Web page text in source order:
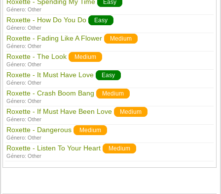
Easy
Género:Other
Roxette - How Do You Do Easy
Género:Other
Roxette - Fading Like A Flower Medium
Género:Other
Roxette - The Look Medium
Género:Other
Roxette - It Must Have Love Easy
Género:Other
Roxette - Crash Boom Bang Medium
Género:Other
Roxette - If Must Have Been Love Medium
Género:Other
Roxette - Dangerous Medium
Género:Other
Roxette - Listen To Your Heart Medium
Género:Other